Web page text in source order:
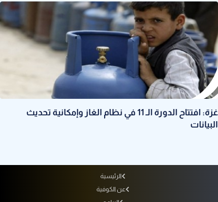
غزة: افتتاح الدورة الـ 11 في نظام الغاز وإمكانية تحديث
البيانات
الرئيسية
عن الكوفية